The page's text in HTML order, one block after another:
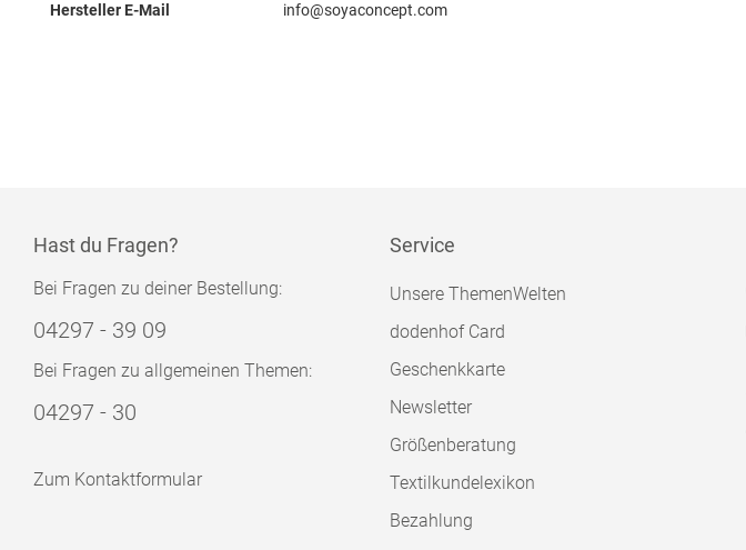
Hersteller E-Mail info@soyaconcept.com
Hast du Fragen?
Bei Fragen zu deiner Bestellung:
04297 - 39 09
Bei Fragen zu allgemeinen Themen:
04297 - 30
Zum Kontaktformular
Service
Unsere ThemenWelten
dodenhof Card
Geschenkkarte
Newsletter
Größenberatung
Textilkundelexikon
Bezahlung